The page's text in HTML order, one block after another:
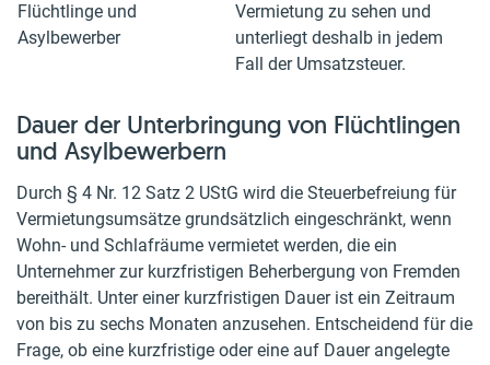
Flüchtlinge und
Asylbewerber
Vermietung zu sehen und
unterliegt deshalb in jedem
Fall der Umsatzsteuer.
Dauer der Unterbringung von Flüchtlingen
und Asylbewerbern
Durch § 4 Nr. 12 Satz 2 UStG wird die Steuerbefreiung für
Vermietungsumsätze grundsätzlich eingeschränkt, wenn
Wohn- und Schlafräume vermietet werden, die ein
Unternehmer zur kurzfristigen Beherbergung von Fremden
bereithält. Unter einer kurzfristigen Dauer ist ein Zeitraum
von bis zu sechs Monaten anzusehen. Entscheidend für die
Frage, ob eine kurzfristige oder eine auf Dauer angelegte